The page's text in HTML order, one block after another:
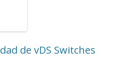
de vDS Switches